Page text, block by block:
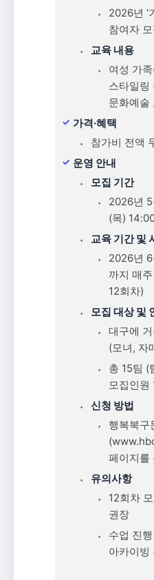
2026년 '
참여자 모
교육 내용
여성 가
스타일링
문화예술
가격·혜택
참가비 전액
운영 안내
모집 기간
2026년
(목)
교육 기간 및
2026년
까지 매
12회차)
모집 대상 및
대구에
(모녀, 자
총 15팀 (
모집인원
신청 방법
행복북구
페이지를
유의사항
12회차
권장
수업 진
아카이빙